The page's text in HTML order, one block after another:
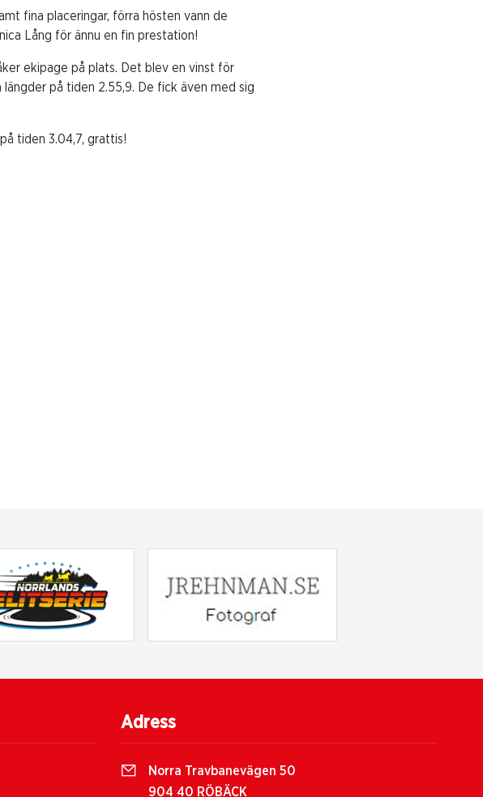
fina placeringar, förra hösten vann de
Lång för ännu en fin prestation!
ekipage på plats. Det blev en vinst för
på tiden 2.55,9. De fick även med sig
tiden 3.04,7, grattis!
Adress
Norra Travbanevägen 50
904 40 RÖBÄCK